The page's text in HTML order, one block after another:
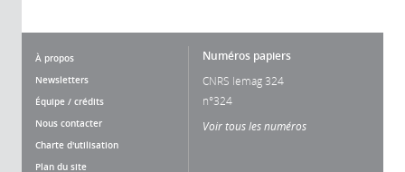
À propos
Newsletters
Équipe / crédits
Nous contacter
Charte d'utilisation
Plan du site
Numéros papiers
CNRS lemag 324
n°324
Voir tous les numéros